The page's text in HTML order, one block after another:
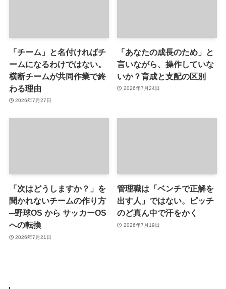
「チーム」と名付ければチ
ームになるわけではない。
横断チームが共同作業で終
わる理由
2026年7月27日
「あなたの成長のため」と
言いながら、操作していな
いか？育成と支配の区別
2026年7月24日
「次はどうしますか？」を
聞かれないチームの作り方
─野球OS から サッカーOS
への転換
2026年7月21日
管理職は「ベンチで正解を
出す人」ではない。ピッチ
のど真ん中で汗をかく
2026年7月19日